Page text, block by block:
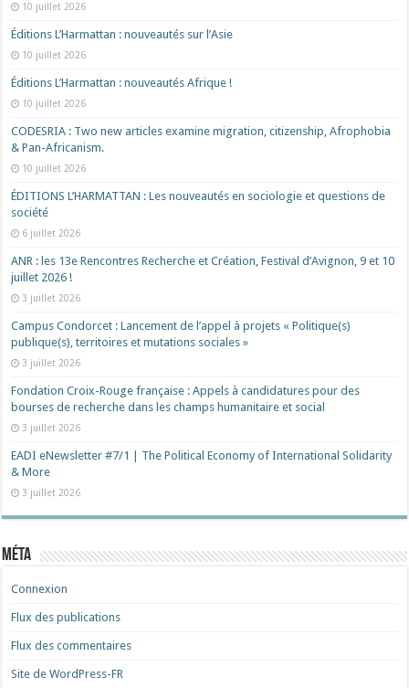
10 juillet 2026
Éditions L’Harmattan : nouveautés sur l’Asie
10 juillet 2026
Éditions L’Harmattan : nouveautés Afrique !​
10 juillet 2026
CODESRIA : Two new articles examine migration, citizenship, Afrophobia
& Pan-Africanism.
10 juillet 2026
ÉDITIONS L’HARMATTAN : Les nouveautés en sociologie et questions de
société
6 juillet 2026
ANR : les 13e Rencontres Recherche et Création, Festival d’Avignon, 9 et 10
juillet 2026 !
3 juillet 2026
Campus Condorcet : Lancement de l’appel à projets « Politique(s)
publique(s), territoires et mutations sociales »
3 juillet 2026
Fondation Croix-Rouge française : Appels à candidatures pour des
bourses de recherche dans les champs humanitaire et social
3 juillet 2026
EADI eNewsletter #7/1 | The Political Economy of International Solidarity
& More
3 juillet 2026
Méta
Connexion
Flux des publications
Flux des commentaires
Site de WordPress-FR